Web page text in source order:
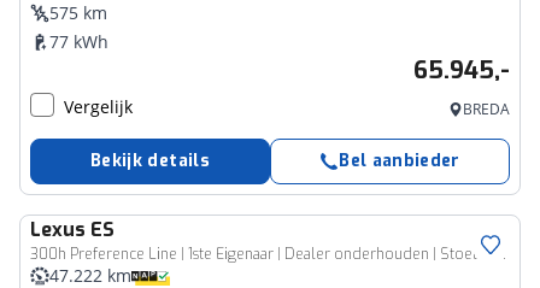
575 km
77 kWh
65.945,-
Vergelijk BREDA
Bekijk details Bel aanbieder
Lexus ES
300h Preference Line | 1ste Eigenaar | Dealer onderhouden | Stoel+Stuurverwarming | Blind Spot Monitor | LED Verlichting | Elektrisch Verstelbaar Stoelen | Schuif/Kantel Dak |
47.222 km